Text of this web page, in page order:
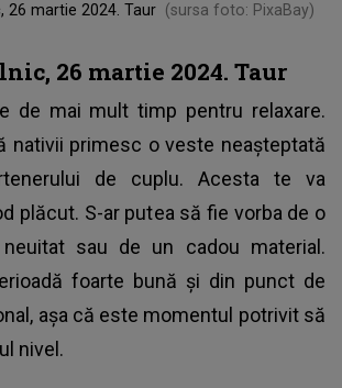
26 martie 2024. Taur (sursa foto: PixaBay)
26 martie 2024. Taur
de mai mult timp pentru relaxare.
nativii primesc o veste neașteptată
de cuplu. Acesta te va
plăcut. S-ar putea să fie vorba de o
sau de un cadou material.
foarte bună și din punct de
așa că este momentul potrivit să
nivel.